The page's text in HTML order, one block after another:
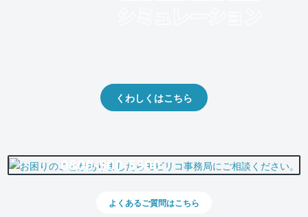
くわしくはこちら
0800-500-5500
よくあるご質問はこちら